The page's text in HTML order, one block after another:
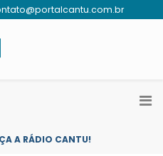
A RÁDIO CANTU!